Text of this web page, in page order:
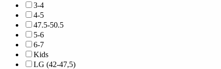
3-4
4-5
47.5-50.5
5-6
6-7
Kids
LG (42-47,5)